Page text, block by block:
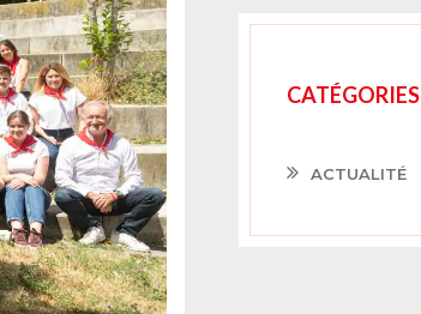
CATÉGORIES
ACTUALITÉ